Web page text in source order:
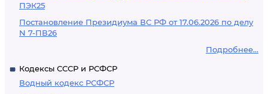
ПЭК25
Постановление Президиума ВС РФ от 17.06.2026 по делу
N 7-ПВ26
Подробнее...
Кодексы СССР и РСФСР
Водный кодекс РСФСР